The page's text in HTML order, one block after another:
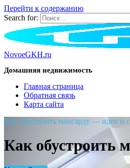
Перейти к содержанию
Search for:
NovoeGKH.ru
Домашняя недвижимость
Главная страница
Обратная связь
Карта сайта
Как обустроить мансарду — идеи и
Как обустроить